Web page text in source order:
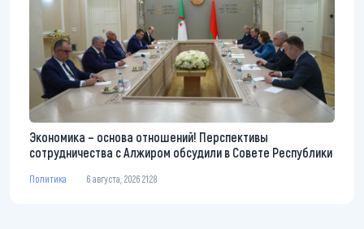
Экономика – основа отношений! Перспективы
сотрудничества с Алжиром обсудили в Совете Республики
Политика 6 августа, 2026 21:28